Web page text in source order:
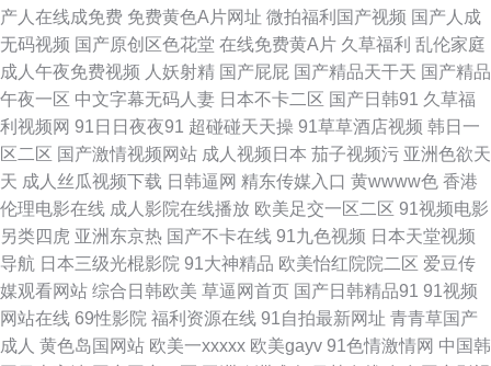
啪 91社精品无码 超碰91处 国产123 国产伊人网站 青草婷婷五月天 久久嫩草
精品在线 日韩精品极 亚洲国产另类日韩 91黄站 99传媒性交影院 国产有码在
线 女同片色 日屄视频网 色欧美TV 午夜伦理影院 伊人色av 91换妻 91熟女免
费视频 爱爱网站午夜 国产电影三区 九九国产热 人人插人人插AV 首页日韩
性爱资源 在线免费av福利资源 91福利在线播放 91晚间福利社 www成人网
址在线 福利第一视频 老湿机欧美视频 日美A∨ 日韩欧美 伊人福利国产 91情
趣网站在线观看 91制片场性爱视频 黑丝足交后入 欧美高清在线视频 少妇人
产人在线成免费 免费黄色A片网址 微拍福利国产视频 国产人成
无码视频 国产原创区色花堂 在线免费黄A片 久草福利 乱伦家庭
成人午夜免费视频 人妖射精 国产屁屁 国产精品天干天 国产精品
午夜一区 中文字幕无码人妻 日本不卡二区 国产日韩91 久草福
利视频网 91日日夜夜91 超碰碰天天操 91草草酒店视频 韩日一
区二区 国产激情视频网站 成人视频日本 茄子视频污 亚洲色欲天
天 成人丝瓜视频下载 日韩逼网 精东传媒入口 黄wwww色 香港
伦理电影在线 成人影院在线播放 欧美足交一区二区 91视频电影
另类四虎 亚洲东京热 国产不卡在线 91九色视频 日本天堂视频
导航 日本三级光棍影院 91大神精品 欧美怡红院院二区 爱豆传
媒观看网站 综合日韩欧美 草逼网首页 国产日韩精品91 91视频
网站在线 69性影院 福利资源在线 91自拍最新网址 青青草国产
成人 黄色岛国网站 欧美一xxxxx 欧美gayv 91色情激情网 中国韩